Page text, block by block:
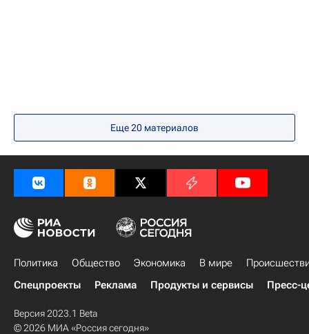
Еще 20 материалов
Политика Общество Экономика В мире
Спецпроекты
Реклама Продукты и сервисы Пресс-
Версия 2023.1 Beta
© 2026 МИА «Россия сегодня»